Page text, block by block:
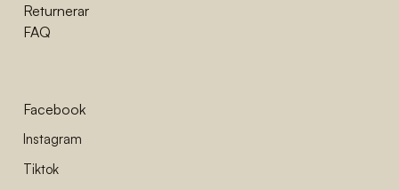
Returnerar
FAQ
Facebook
Instagram
Tiktok